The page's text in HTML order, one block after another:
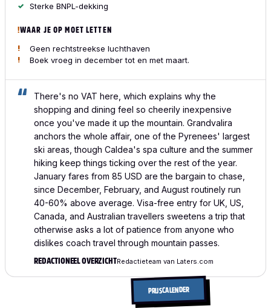
Sterke BNPL-dekking
WAAR JE OP MOET LETTEN
Geen rechtstreekse luchthaven
Boek vroeg in december tot en met maart.
There's no VAT here, which explains why the
shopping and dining feel so cheerily inexpensive
once you've made it up the mountain. Grandvalira
anchors the whole affair, one of the Pyrenees' largest
ski areas, though Caldea's spa culture and the summer
hiking keep things ticking over the rest of the year.
January fares from 85 USD are the bargain to chase,
since December, February, and August routinely run
40-60% above average. Visa-free entry for UK, US,
Canada, and Australian travellers sweetens a trip that
otherwise asks a lot of patience from anyone who
dislikes coach travel through mountain passes.
REDACTIONEEL OVERZICHTRedactieteam van Laters.com
PRIJSCALENDER